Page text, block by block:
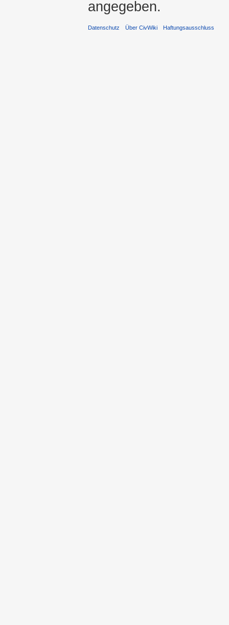
angegeben.
Datenschutz Über CivWiki Haftungsausschluss